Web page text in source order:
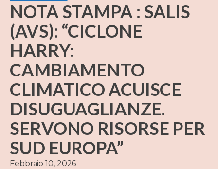
NOTA STAMPA : SALIS
(AVS): “CICLONE
HARRY:
CAMBIAMENTO
CLIMATICO ACUISCE
DISUGUAGLIANZE.
SERVONO RISORSE PER
SUD EUROPA”
Febbraio 10, 2026